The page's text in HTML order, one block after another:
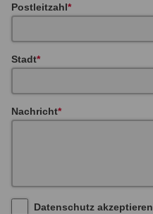
Postleitzahl
Stadt
Nachricht
Datenschutz akzeptieren